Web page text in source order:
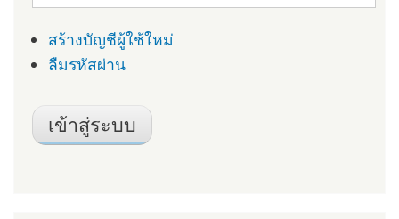
สร้างบัญชีผู้ใช้ใหม่
ลืมรหัสผ่าน